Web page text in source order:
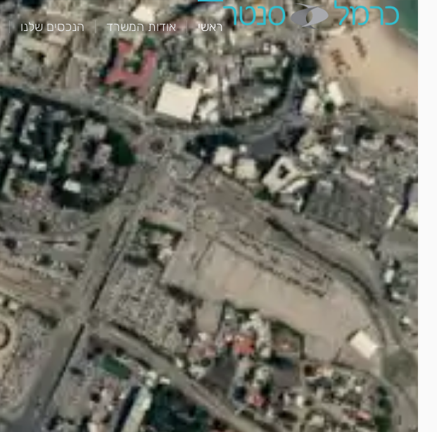
ראשי אודות המשרד הנכסים שלנו